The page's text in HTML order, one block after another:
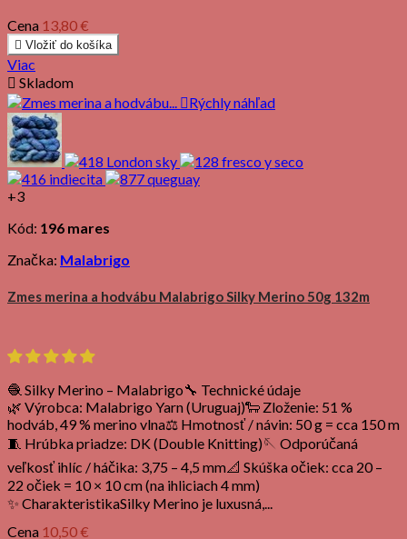
Cena 13,80 €
 Vložiť do košíka
Viac
 Skladom
Rýchly náhľad
+3
Kód: 196 mares
Značka: Malabrigo
Zmes merina a hodvábu Malabrigo Silky Merino 50g 132m
🧶 Silky Merino – Malabrigo🔧 Technické údaje
🌿 Výrobca: Malabrigo Yarn (Uruguaj)🐑 Zloženie: 51 %
hodváb, 49 % merino vlna⚖️ Hmotnosť / návin: 50 g = cca 150 m
🧵 Hrúbka priadze: DK (Double Knitting)🪡 Odporúčaná
veľkosť ihlíc / háčika: 3,75 – 4,5 mm📐 Skúška očiek: cca 20 –
22 očiek = 10 × 10 cm (na ihliciach 4 mm)
✨ CharakteristikaSilky Merino je luxusná,...
Cena 10,50 €